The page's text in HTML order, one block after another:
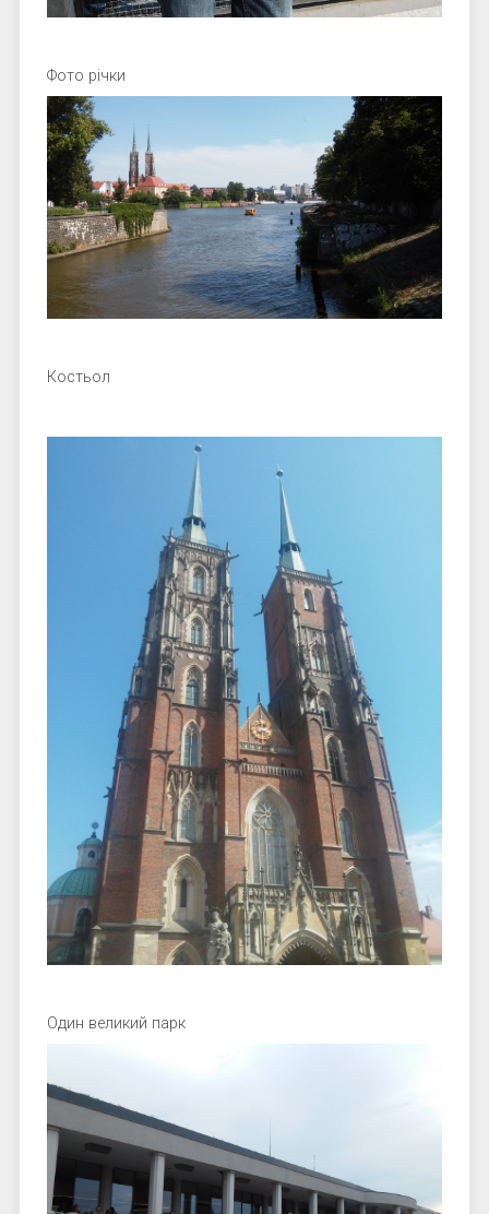
Фото річки
Костьол
Один великий парк